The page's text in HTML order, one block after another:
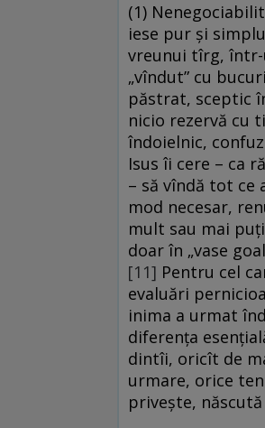
(1)
iese pur și
vreunui tîrg, într-
„vîndut” cu
păstrat, sceptic
nicio rezervă cu
îndoielnic,
Isus îi cere – ca
– să vîndă tot ce
mod necesar,
mult sau mai
doar în „vase
[11] Pentru cel
evaluări
inima a urmat
diferența
dintîi, oricît de
urmare, orice
privește,